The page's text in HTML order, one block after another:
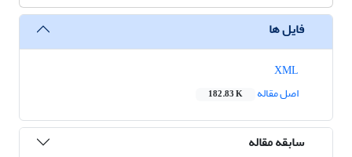
فایل ها
اصل مقاله
182.83 K
سابقه مقاله